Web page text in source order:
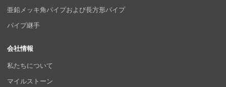
亜鉛メッキ角パイプおよび長方形パイプ
パイプ継手
会社情報
私たちについて
マイルストーン